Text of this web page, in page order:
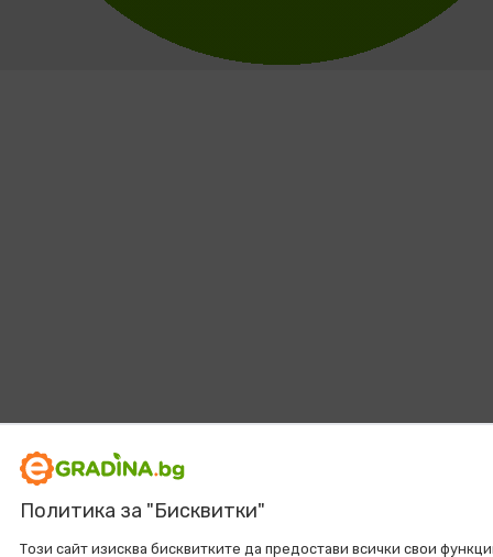
Политика за "Бисквитки"
Този сайт изисква бисквитките да предостави всички свои